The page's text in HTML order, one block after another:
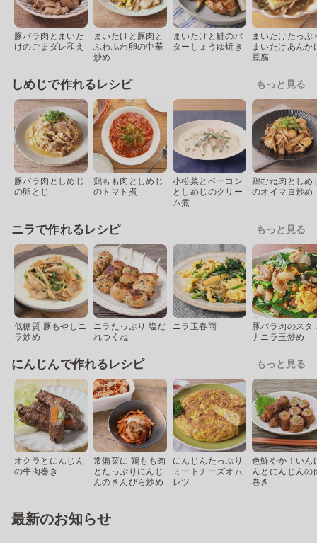
豚バラ肉とまいた
けのごまダレ和え
まいたけと豚肉と
ふわふわ卵の中華
炒め
まいたけと鮭のバ
ターしょうゆ焼き
まいたけたっぷ
まいたけあんか
豆腐
しめじで作れるレシピ もっと見る
豚バラ肉としめじ
の卵とじ
鶏もも肉としめじ
のトマト煮
小松菜とベーコン
としめじのクリー
ム煮
鶏むね肉としめ
のオイマヨ炒め
ニラで作れるレシピ もっと見る
低糖質 豚もやしニ
ラ炒め
ニラたっぷり 塩だ
れつくね
ニラ玉春雨
豚バラ肉のスタ
ナニラ玉炒め
にんじんで作れるレシピ もっと見る
オクラとにんじん
の牛肉巻き
常備菜に 鶏もも肉
とたっぷりにんじ
んのきんぴら炒め
にんじんたっぷり
ミートチーズオム
レツ
色鮮やか！いん
んとにんじんの
巻き
最新のお知らせ